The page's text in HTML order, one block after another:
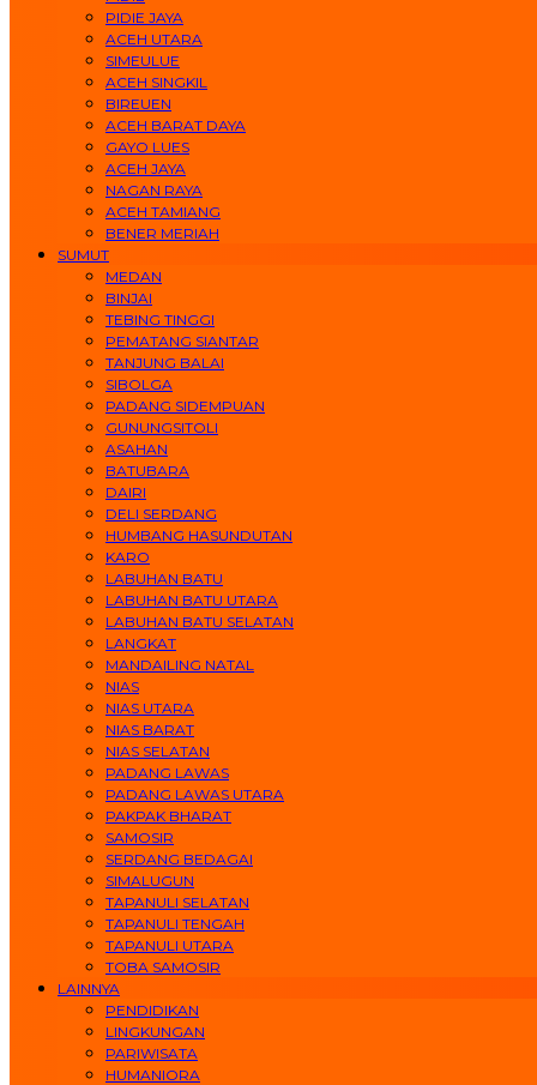
PIDIE JAYA
ACEH UTARA
SIMEULUE
ACEH SINGKIL
BIREUEN
ACEH BARAT DAYA
GAYO LUES
ACEH JAYA
NAGAN RAYA
ACEH TAMIANG
BENER MERIAH
SUMUT
MEDAN
BINJAI
TEBING TINGGI
PEMATANG SIANTAR
TANJUNG BALAI
SIBOLGA
PADANG SIDEMPUAN
GUNUNGSITOLI
ASAHAN
BATUBARA
DAIRI
DELI SERDANG
HUMBANG HASUNDUTAN
KARO
LABUHAN BATU
LABUHAN BATU UTARA
LABUHAN BATU SELATAN
LANGKAT
MANDAILING NATAL
NIAS
NIAS UTARA
NIAS BARAT
NIAS SELATAN
PADANG LAWAS
PADANG LAWAS UTARA
PAKPAK BHARAT
SAMOSIR
SERDANG BEDAGAI
SIMALUGUN
TAPANULI SELATAN
TAPANULI TENGAH
TAPANULI UTARA
TOBA SAMOSIR
LAINNYA
PENDIDIKAN
LINGKUNGAN
PARIWISATA
HUMANIORA